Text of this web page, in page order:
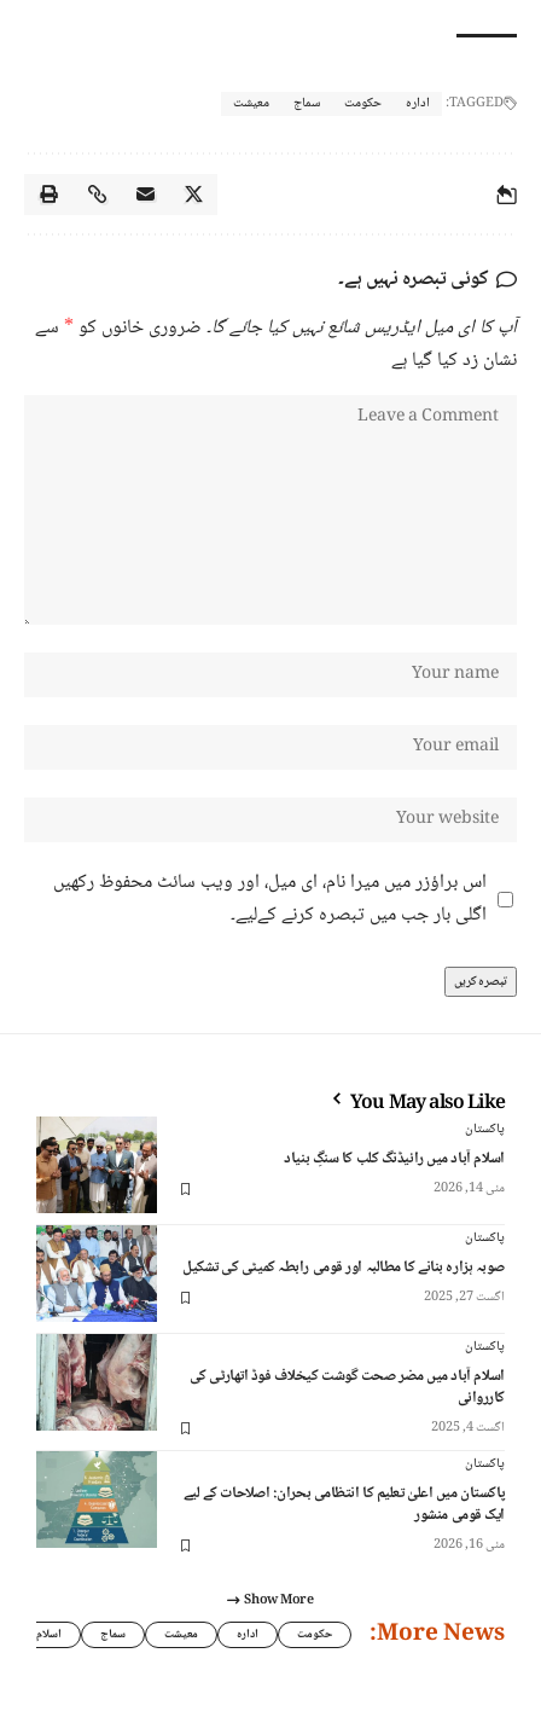
TAGGED: ادارہ حکومت سماج معیشت
کوئی تبصرہ نہیں ہے۔
آپ کا ای میل ایڈریس شائع نہیں کیا جائے گا۔ضروری خانوں کو* سے
نشان زد کیا گیا ہے
اس براؤزر میں میرا نام، ای میل، اور ویب سائٹ محفوظ رکھیں
اگلی بار جب میں تبصرہ کرنے کےلیے۔
You May also Like
پاکستان
اسلام آباد میں رائیڈنگ کلب کا سنگِ بنیاد
مئی 14, 2026
پاکستان
صوبہ ہزارہ بنانے کا مطالبہ اور قومی رابطہ کمیٹی کی تشکیل
اگست 27, 2025
پاکستان
اسلام آباد میں مضر صحت گوشت کیخلاف فوڈ اتھارٹی کی
کارروائی
اگست 4, 2025
پاکستان
پاکستان میں اعلیٰ تعلیم کا انتظامی بحران: اصلاحات کے لیے
ایک قومی منشور
مئی 16, 2026
Show More
More News: حکومت ادارہ معیشت سماج اسلام